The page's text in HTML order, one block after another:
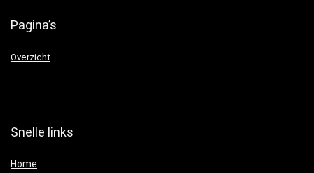
Pagina’s
Overzicht
Snelle links
Home